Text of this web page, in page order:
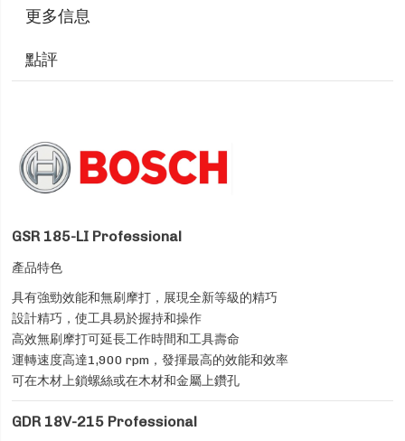
更多信息
點評
GSR 185-LI Professional
產品特色
具有強勁效能和無刷摩打，展現全新等級的精巧
設計精巧，使工具易於握持和操作
高效無刷摩打可延長工作時間和工具壽命
運轉速度高達1,900 rpm，發揮最高的效能和效率
可在木材上鎖螺絲或在木材和金屬上鑽孔
GDR 18V-215 Professional